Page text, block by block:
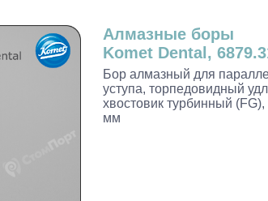
KaVo
Алмазные боры
Komet Dental,
Бор алмазный для
уступа, торпедовидный
хвостовик турбинный
мм